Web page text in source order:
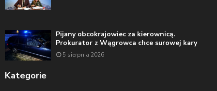
Pijany obcokrajowiec za kierownicą.
Prokurator z Wągrowca chce surowej kary
5 sierpnia 2026
Kategorie